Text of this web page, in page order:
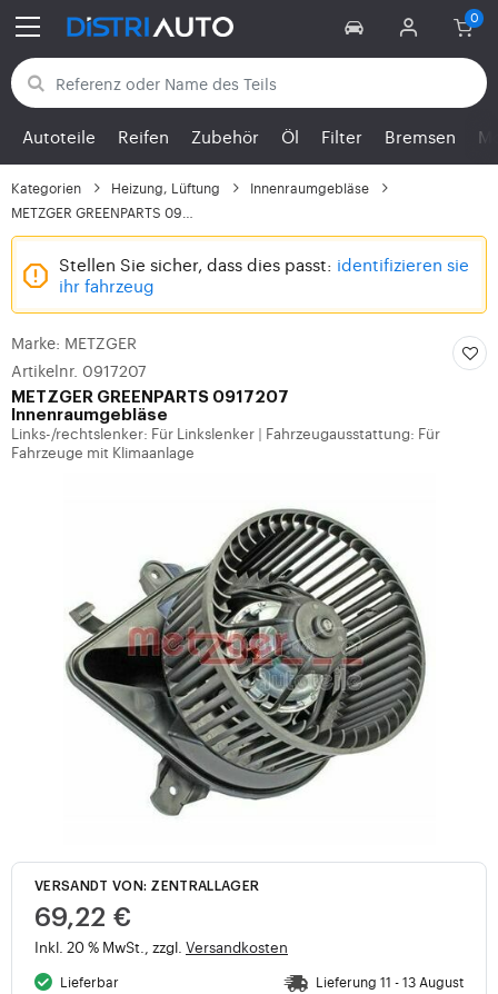
Zurück zu den Kategorien
Autoteile Reifen Zubehör Öl Filter Bremsen
Kategorien Heizung, Lüftung
Innenraumgebläse
Stellen Sie sicher, dass dies passt: identifizieren sie
ihr fahrzeug
Marke: METZGER
Artikelnr. 0917207
METZGER GREENPARTS 0917207
Innenraumgebläse
Links-/rechtslenker: Für Linkslenker
Fahrzeugausstattung: Für
Fahrzeuge mit Klimaanlage
VERSANDT VON: ZENTRALLAGER
69,22 €
Inkl. 20 % MwSt., zzgl. Versandkosten
Lieferbar Lieferung 11 - 13 August